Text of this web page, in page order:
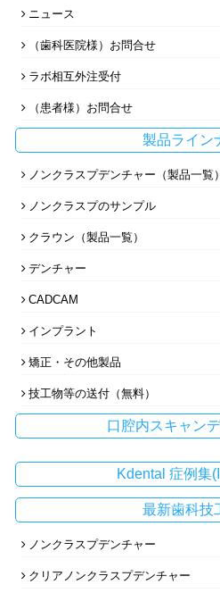
ニュース
（歯科医院様）お問合せ
ラボ相互外注受付
（患者様）お問合せ
製品ライン
ノンクラスプデンチャー（製品一覧）
ノンクラスプのサンプル
クラウン（製品一覧）
デンチャー
CADCAM
インプラント
矯正・その他製品
技工物等の送付（無料）
口腔内スキャン
Kdental 症例集
最新歯科技
ノンクラスプデンチャー
クリアノンクラスプデンチャー